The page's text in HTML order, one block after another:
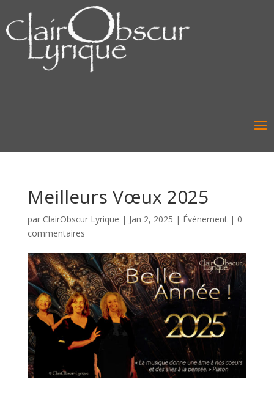
Meilleurs Vœux 2025
par ClairObscur Lyrique | Jan 2, 2025 | Événement| 0
commentaires